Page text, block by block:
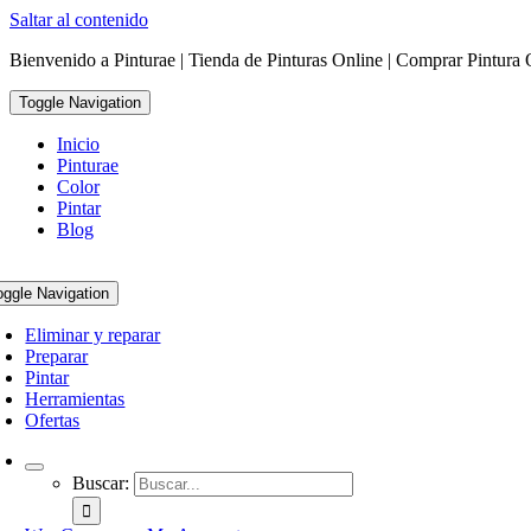
Saltar al contenido
Bienvenido a Pinturae | Tienda de Pinturas Online | Comprar Pintura
Toggle Navigation
Inicio
Pinturae
Color
Pintar
Blog
Navigation
Eliminar y reparar
Preparar
Pintar
Herramientas
Ofertas
Buscar: